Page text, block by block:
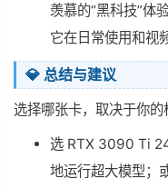
羡慕的“黑科技”体
它在日常使用和视
💎 总结与建议
选择哪张卡，取决于你的
选 RTX 3090 Ti
地运行超大模型；